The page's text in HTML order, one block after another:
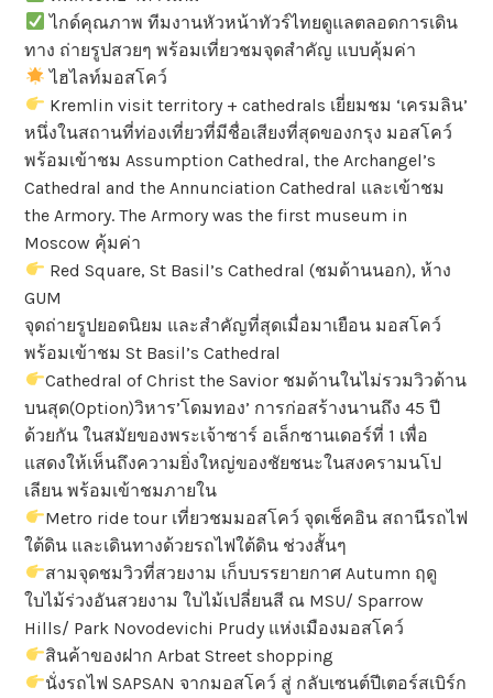
ไกด์คุณภาพ ทีมงานหัวหน้าทัวร์ไทยดูแลตลอดการเดิน
ทาง ถ่ายรูปสวยๆ พร้อมเที่ยวชมจุดสำคัญ แบบคุ้มค่า
ไฮไลท์มอสโคว์
Kremlin visit territory + cathedrals เยี่ยมชม ‘เครมลิน’
หนึ่งในสถานที่ท่องเที่ยวที่มีชื่อเสียงที่สุดของกรุง มอสโคว์
พร้อมเข้าชม Assumption Cathedral, the Archangel’s
Cathedral and the Annunciation Cathedral และเข้าชม
the Armory. The Armory was the first museum in
Moscow คุ้มค่า
Red Square, St Basil’s Cathedral (ชมด้านนอก), ห้าง
GUM
จุดถ่ายรูปยอดนิยม และสำคัญที่สุดเมื่อมาเยือน มอสโคว์
พร้อมเข้าชม St Basil’s Cathedral
Cathedral of Christ the Savior ชมด้านในไม่รวมวิวด้าน
บนสุด(Option)วิหาร’โดมทอง’ การก่อสร้างนานถึง 45 ปี
ด้วยกัน ในสมัยของพระเจ้าซาร์ อเล็กซานเดอร์ที่ 1 เพื่อ
แสดงให้เห็นถึงความยิ่งใหญ่ของชัยชนะในสงครามนโป
เลียน พร้อมเข้าชมภายใน
Metro ride tour เที่ยวชมมอสโคว์ จุดเช็คอิน สถานีรถไฟ
ใต้ดิน และเดินทางด้วยรถไฟใต้ดิน ช่วงสั้นๆ
สามจุดชมวิวที่สวยงาม เก็บบรรยายกาศ Autumn ฤดู
ใบไม้ร่วงอันสวยงาม ใบไม้เปลี่ยนสี ณ MSU/ Sparrow
Hills/ Park Novodevichi Prudy แห่งเมืองมอสโคว์
สินค้าของฝาก Arbat Street shopping
นั่งรถไฟ SAPSAN จากมอสโคว์ สู่ กลับเซนต์ปีเตอร์สเบิร์ก